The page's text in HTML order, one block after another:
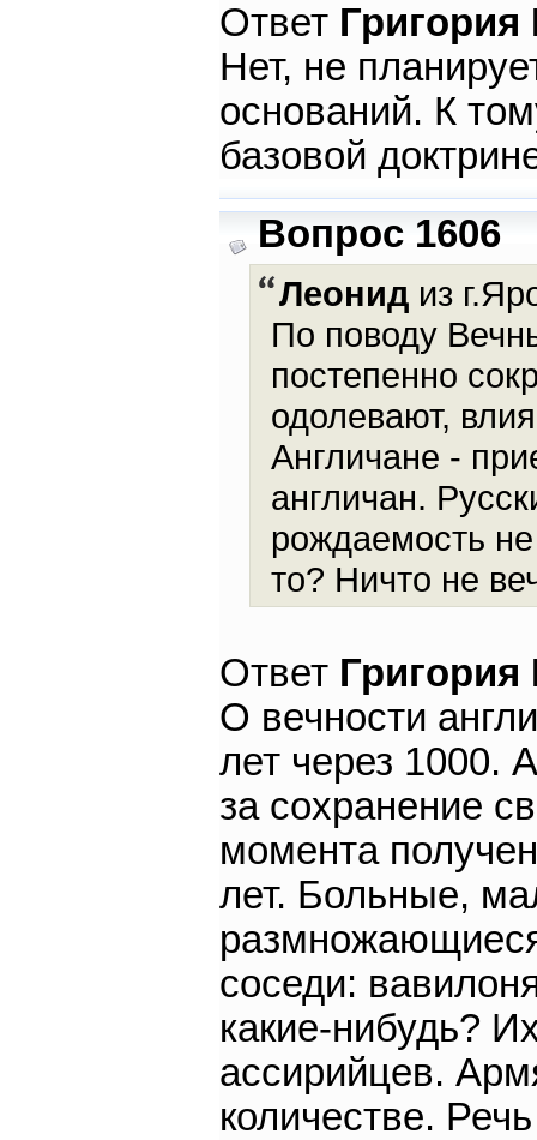
Ответ
Нет, не
оснований. К
базовой
Вопрос 1606
Леонидиз
По поводу
постепенно
одолевают,
Англичане -
англичан.
рождаемость
то? Ничто не
Ответ
О вечности
лет через 1000.
за сохранение
момента
лет. Больные,
соседи:
какие-нибудь?
ассирийцев.
количестве.